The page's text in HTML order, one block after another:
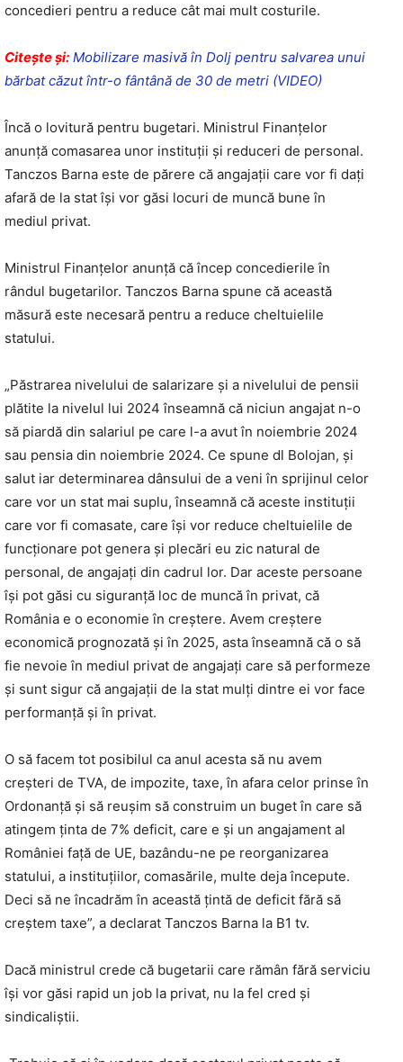
concedieri pentru a reduce cât mai mult costurile.
Citeşte şi: Mobilizare masivă în Dolj pentru salvarea unui
bărbat căzut într-o fântână de 30 de metri (VIDEO)
Încă o lovitură pentru bugetari. Ministrul Finanțelor
anunță comasarea unor instituții și reduceri de personal.
Tanczos Barna este de părere că angajații care vor fi dați
afară de la stat își vor găsi locuri de muncă bune în
mediul privat.
Ministrul Finanțelor anunță că încep concedierile în
rândul bugetarilor. Tanczos Barna spune că această
măsură este necesară pentru a reduce cheltuielile
statului.
„Păstrarea nivelului de salarizare și a nivelului de pensii
plătite la nivelul lui 2024 înseamnă că niciun angajat n-o
să piardă din salariul pe care l-a avut în noiembrie 2024
sau pensia din noiembrie 2024. Ce spune dl Bolojan, și
salut iar determinarea dânsului de a veni în sprijinul celor
care vor un stat mai suplu, înseamnă că aceste instituții
care vor fi comasate, care își vor reduce cheltuielile de
funcționare pot genera și plecări eu zic natural de
personal, de angajați din cadrul lor. Dar aceste persoane
își pot găsi cu siguranță loc de muncă în privat, că
România e o economie în creștere. Avem creștere
economică prognozată și în 2025, asta înseamnă că o să
fie nevoie în mediul privat de angajați care să performeze
și sunt sigur că angajații de la stat mulți dintre ei vor face
performanță și în privat.
O să facem tot posibilul ca anul acesta să nu avem
creșteri de TVA, de impozite, taxe, în afara celor prinse în
Ordonanță și să reușim să construim un buget în care să
atingem ținta de 7% deficit, care e și un angajament al
României față de UE, bazându-ne pe reorganizarea
statului, a instituțiilor, comasările, multe deja începute.
Deci să ne încadrăm în această țintă de deficit fără să
creștem taxe”, a declarat Tanczos Barna la B1 tv.
Dacă ministrul crede că bugetarii care rămân fără serviciu
își vor găsi rapid un job la privat, nu la fel cred și
sindicaliștii.